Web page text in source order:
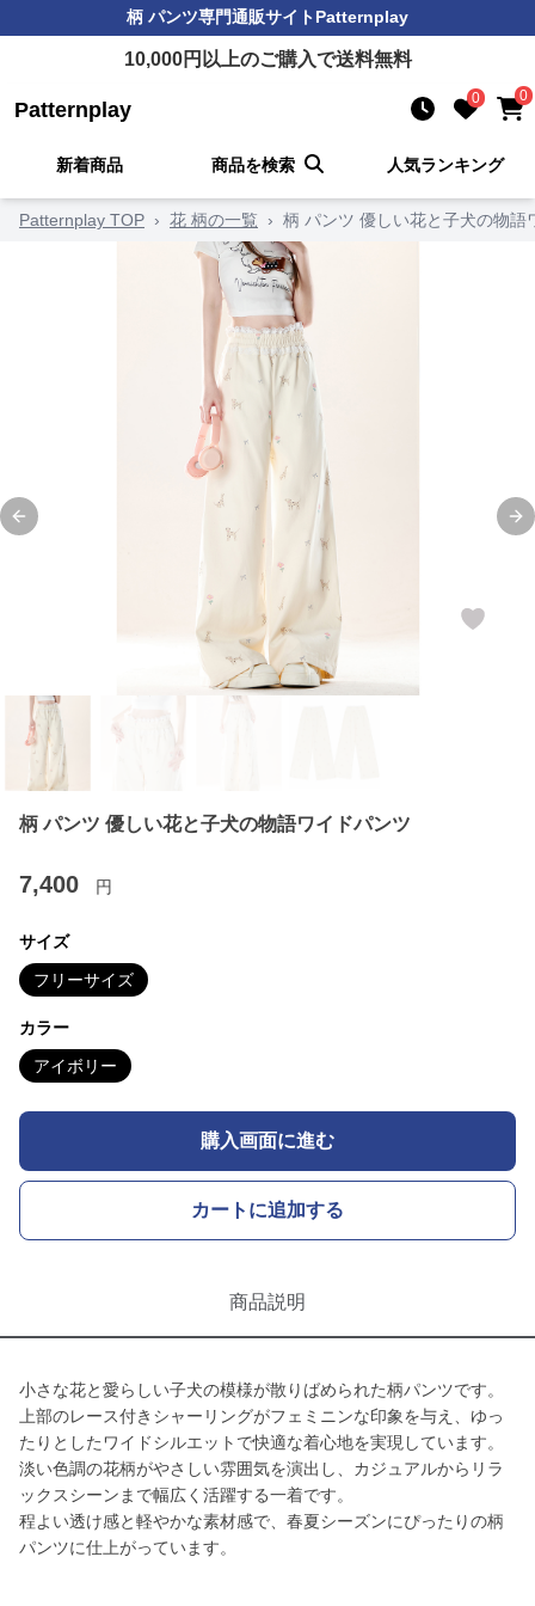
柄 パンツ専門通販サイトPatternplay
10,000円以上のご購入で送料無料
Patternplay 0 0
新着商品 商品を検索 人気ランキング
Patternplay TOP › 花 柄の一覧 › 柄 パンツ 優しい花と子犬の物語
Previous slide
柄 パンツ 優しい花と子犬の物語ワイドパンツ
7,400 円
サイズ
フリーサイズ
カラー
アイボリー
購入画面に進む
カートに追加する
商品説明
小さな花と愛らしい子犬の模様が散りばめられた柄パンツです。
上部のレース付きシャーリングがフェミニンな印象を与え、ゆっ
たりとしたワイドシルエットで快適な着心地を実現しています。
淡い色調の花柄がやさしい雰囲気を演出し、カジュアルからリラ
ックスシーンまで幅広く活躍する一着です。
程よい透け感と軽やかな素材感で、春夏シーズンにぴったりの柄
パンツに仕上がっています。